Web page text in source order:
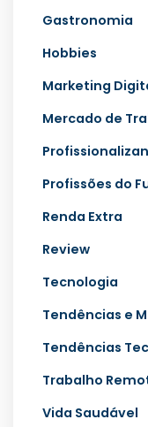
Gastronomia
Hobbies
Marketing
Mercado de
Profissões do
Renda Extra
Review
Tecnologia
Tendências e
Tendências
Trabalho
Vida Saudável